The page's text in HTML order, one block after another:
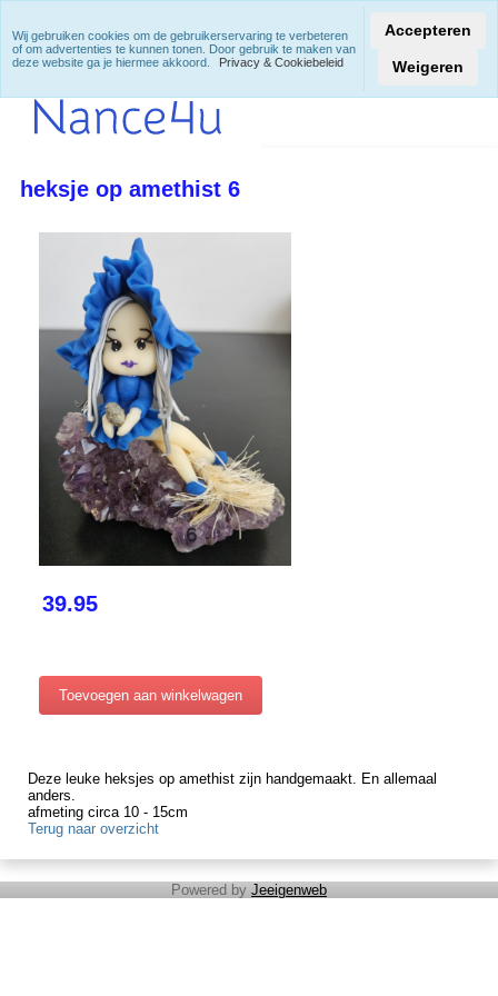
heksje op amethist 6
39.95
Deze leuke heksjes op amethist zijn handgemaakt. En allemaal
anders.
afmeting circa 10 - 15cm
Terug naar overzicht
Powered by Jeeigenweb
Wij gebruiken cookies om de gebruikerservaring te verbeteren
of om advertenties te kunnen tonen. Door gebruik te maken van
deze website ga je hiermee akkoord.
Privacy & Cookiebeleid
Accepteren
Weigeren